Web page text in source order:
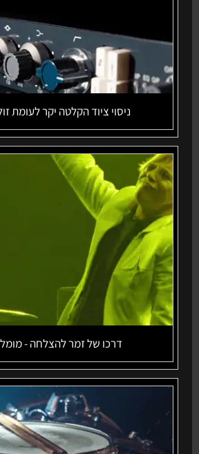
ניסוי ציוד הקלטה יקר לעומת
דרכו של זמר להצלחה -